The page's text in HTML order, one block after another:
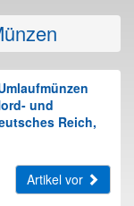
und
Reich,
Artikel vor